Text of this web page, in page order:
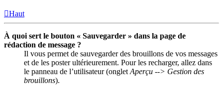
Haut
À quoi sert le bouton « Sauvegarder » dans la page de
rédaction de message ?
Il vous permet de sauvegarder des brouillons de vos messages
et de les poster ultérieurement. Pour les recharger, allez dans
le panneau de l’utilisateur (onglet Aperçu --> Gestion des
brouillons).